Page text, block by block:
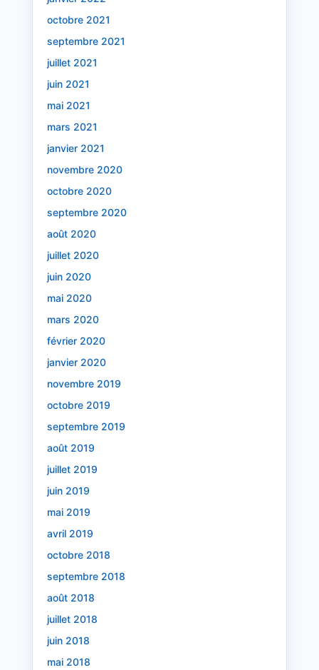
octobre 2021
septembre 2021
juillet 2021
juin 2021
mai 2021
mars 2021
janvier 2021
novembre 2020
octobre 2020
septembre 2020
août 2020
juillet 2020
juin 2020
mai 2020
mars 2020
février 2020
janvier 2020
novembre 2019
octobre 2019
septembre 2019
août 2019
juillet 2019
juin 2019
mai 2019
avril 2019
octobre 2018
septembre 2018
août 2018
juillet 2018
juin 2018
mai 2018